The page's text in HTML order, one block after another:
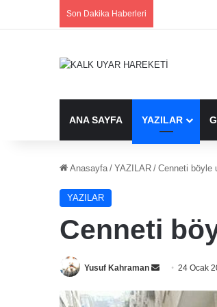
Son Dakika Haberleri
ANA SAYFA YAZILAR
Anasayfa / YAZILAR / Cenneti böyle
YAZILAR
Cenneti
Yusuf Kahraman
Bir
posta
24 Ocak